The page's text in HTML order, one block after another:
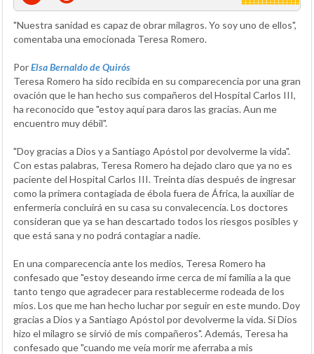
"Nuestra sanidad es capaz de obrar milagros. Yo soy uno de ellos",
comentaba una emocionada Teresa Romero.
PorElsa Bernaldo de Quirós
Teresa Romero ha sido recibida en su comparecencia por una gran
ovación que le han hecho sus compañeros del Hospital Carlos III,
ha reconocido que "estoy aquí para daros las gracias. Aun me
encuentro muy débil".
"Doy gracias a Dios y a Santiago Apóstol por devolverme la vida".
Con estas palabras, Teresa Romero ha dejado claro que ya no es
paciente del Hospital Carlos III. Treinta días después de ingresar
como la primera contagiada de ébola fuera de África, la auxiliar de
enfermería concluirá en su casa su convalecencia. Los doctores
consideran que ya se han descartado todos los riesgos posibles y
que está sana y no podrá contagiar a nadie.
En una comparecencia ante los medios, Teresa Romero ha
confesado que "estoy deseando irme cerca de mi familia a la que
tanto tengo que agradecer para restablecerme rodeada de los
míos. Los que me han hecho luchar por seguir en este mundo. Doy
gracias a Dios y a Santiago Apóstol por devolverme la vida. Si Dios
hizo el milagro se sirvió de mis compañeros". Además, Teresa ha
confesado que "cuando me veía morir me aferraba a mis